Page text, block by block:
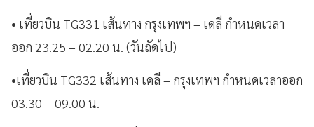
• เที่ยวบิน TG331 เส้นทาง กรุงเทพฯ – เดลี กำหนดเวลา
ออก 23.25 – 02.20 น. (วันถัดไป)
•เที่ยวบิน TG332 เส้นทาง เดลี – กรุงเทพฯ กำหนดเวลาออก
03.30 – 09.00 น.